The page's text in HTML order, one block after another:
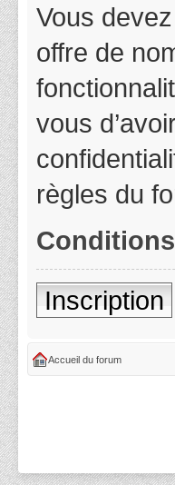
Vous
offre de
vous
règles du
Inscription
Accueil du forum